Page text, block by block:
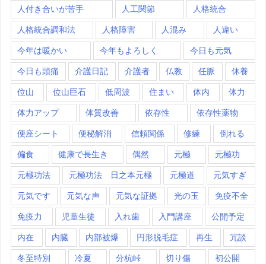
人付き合いが苦手 人工関節 人格統合
人格統合調和法 人格障害 人混み 人違い
今年は暖かい 今年もよろしく 今日も元気
今日も頭痛 介護日記 介護者 仏教 任脈 休養
位山 位山巨石 低周波 住まい 体内 体力
体力アップ 体質改善 依存性 依存性薬物
便座シート 便秘解消 信頼関係 修練 倒れる
偏食 健康で長生き 偶然 元極 元極功
元極功法 元極功法 日之本元極 元極道 元気すぎ
元気です 元気な声 元気な証拠 光の玉 免疫不全
免疫力 児童生徒 入れ歯 入門講座 公開予定
内在 内臓 内部被爆 円形脱毛症 再生 冗談
冬至特別 冷夏 分杭峠 切り傷 初公開